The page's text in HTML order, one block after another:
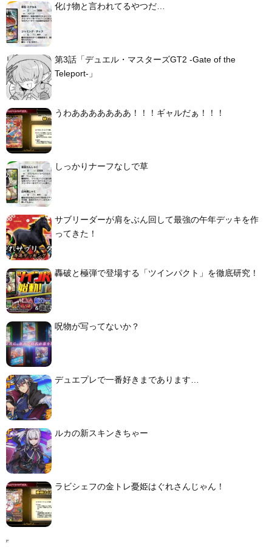
化け物と言われてるやつだ…
第3話「デュエル・マスターズGT2 -Gate of the
Teleport-」
うわあああああああ！！！ギャルだぁ！！！
しっかりナーフなしで草
サブリーダーが肩をぶん回して最強の午年デッキを作
ってきた！
轟破と極弾で登場する「ツインパクト」を徹底研究！
呪物が写ってないか？
デュエプレで一番好きまであります…
ルカの新スキンきちゃー
ラビシェフの金トレ憂姫はぐれさんじゃん！